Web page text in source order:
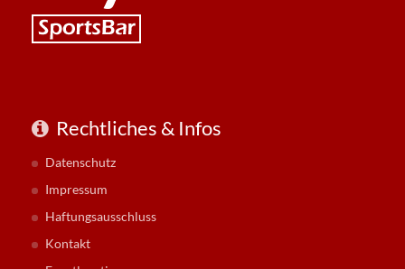
Rechtliches & Infos
Datenschutz
Impressum
Haftungsausschluss
Kontakt